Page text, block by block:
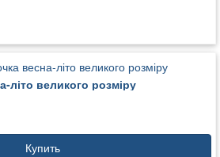
літо великого розміру
Купить